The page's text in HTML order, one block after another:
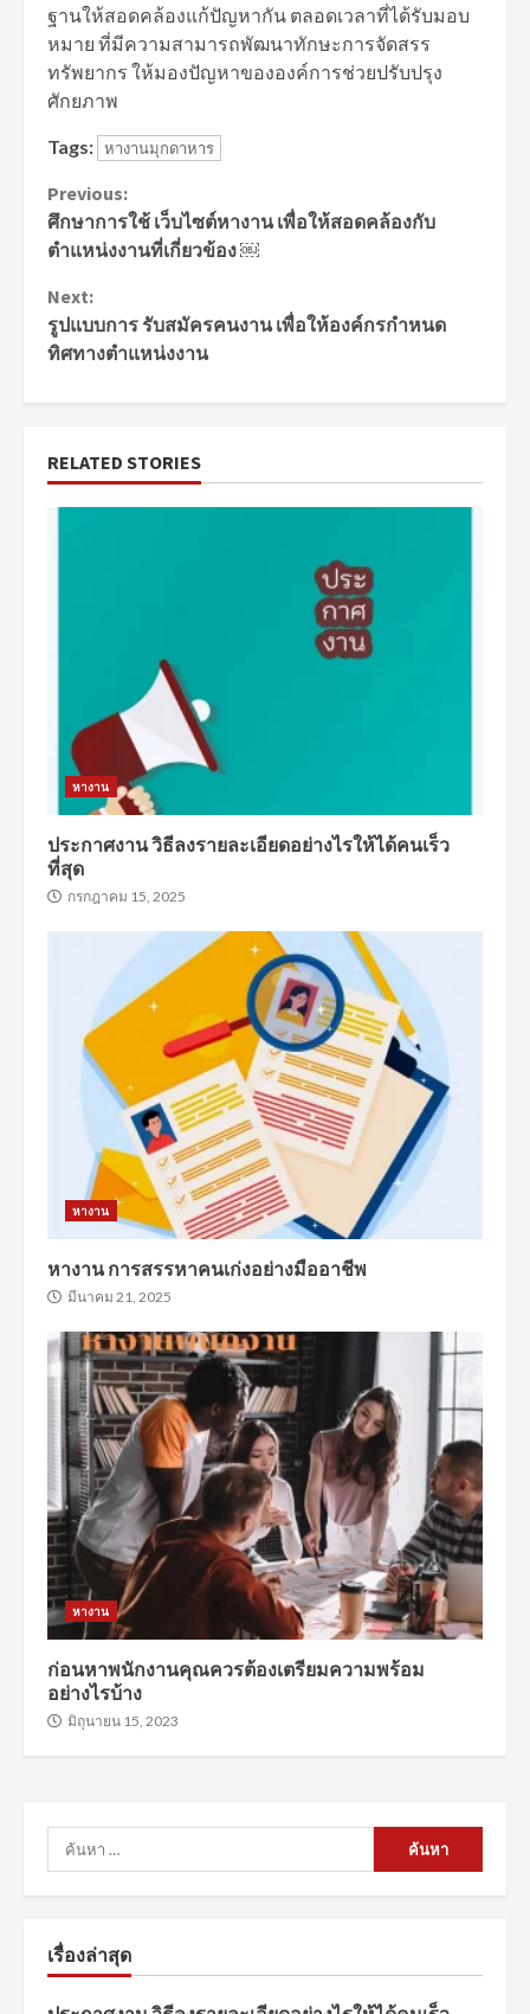
ฐานให้สอดคล้องแก้ปัญหากัน ตลอดเวลาที่ได้รับมอบ
หมาย ที่มีความสามารถพัฒนาทักษะการจัดสรร
ทรัพยากร ให้มองปัญหาขององค์การช่วยปรับปรุง
ศักยภาพ
Tags: หางานมุกดาหาร
Continue
Reading
Previous:
ศึกษาการใช้ เว็บไซต์หางาน เพื่อให้สอดคล้องกับ
ตำแหน่งงานที่เกี่ยวข้อง ￼
Next:
รูปแบบการ รับสมัครคนงาน เพื่อให้องค์กรกำหนด
ทิศทางตำแหน่งงาน
RELATED STORIES
หางาน
ประกาศงาน วิธีลงรายละเอียดอย่างไรให้ได้คนเร็ว
ที่สุด
กรกฎาคม 15, 2025
หางาน
หางาน การสรรหาคนเก่งอย่างมืออาชีพ
มีนาคม 21, 2025
หางาน
ก่อนหาพนักงานคุณควรต้องเตรียมความพร้อม
อย่างไรบ้าง
มิถุนายน 15, 2023
ค้นหา
สำหรับ:
เรื่องล่าสุด